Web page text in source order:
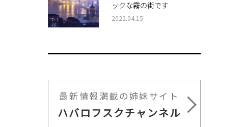
ックな霧の街です
2022.04.15
最新情報満載の姉妹サイト
ハバロフスクチャンネル